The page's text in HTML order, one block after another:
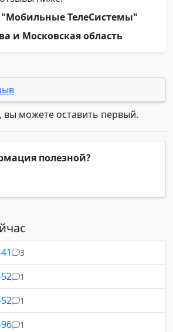
ТелеСистемы"
и Московская область
вы можете оставить первый.
полезной?
3
1
1
1